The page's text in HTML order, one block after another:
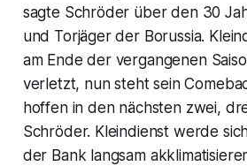
sagte Schröder über den 30
und Torjäger der Borussia.
am Ende der vergangenen
verletzt, nun steht sein
hoffen in den nächsten zwei,
Schröder. Kleindienst werde
der Bank langsam